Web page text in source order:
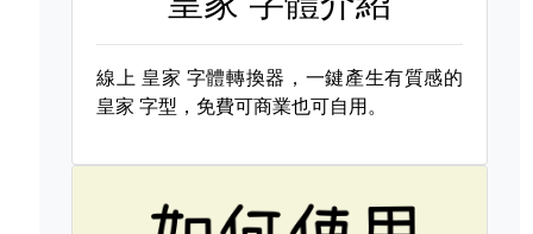
線上 皇家 字體轉換器，一鍵產生有質感的
皇家 字型，免費可商業也可自用。